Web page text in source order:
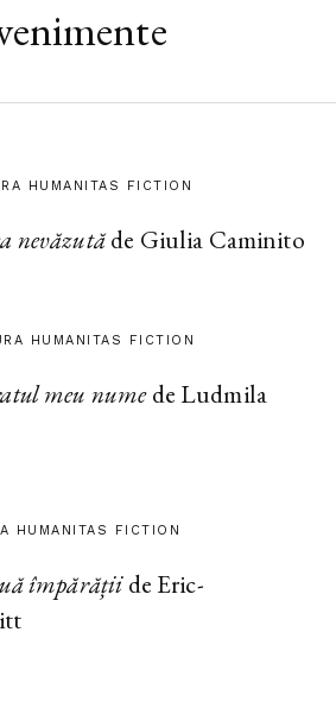
HUMANITAS FICTION
nevăzutăde Giulia Caminito
HUMANITAS FICTION
meu numede Ludmila
HUMANITAS FICTION
împărățiide Eric-